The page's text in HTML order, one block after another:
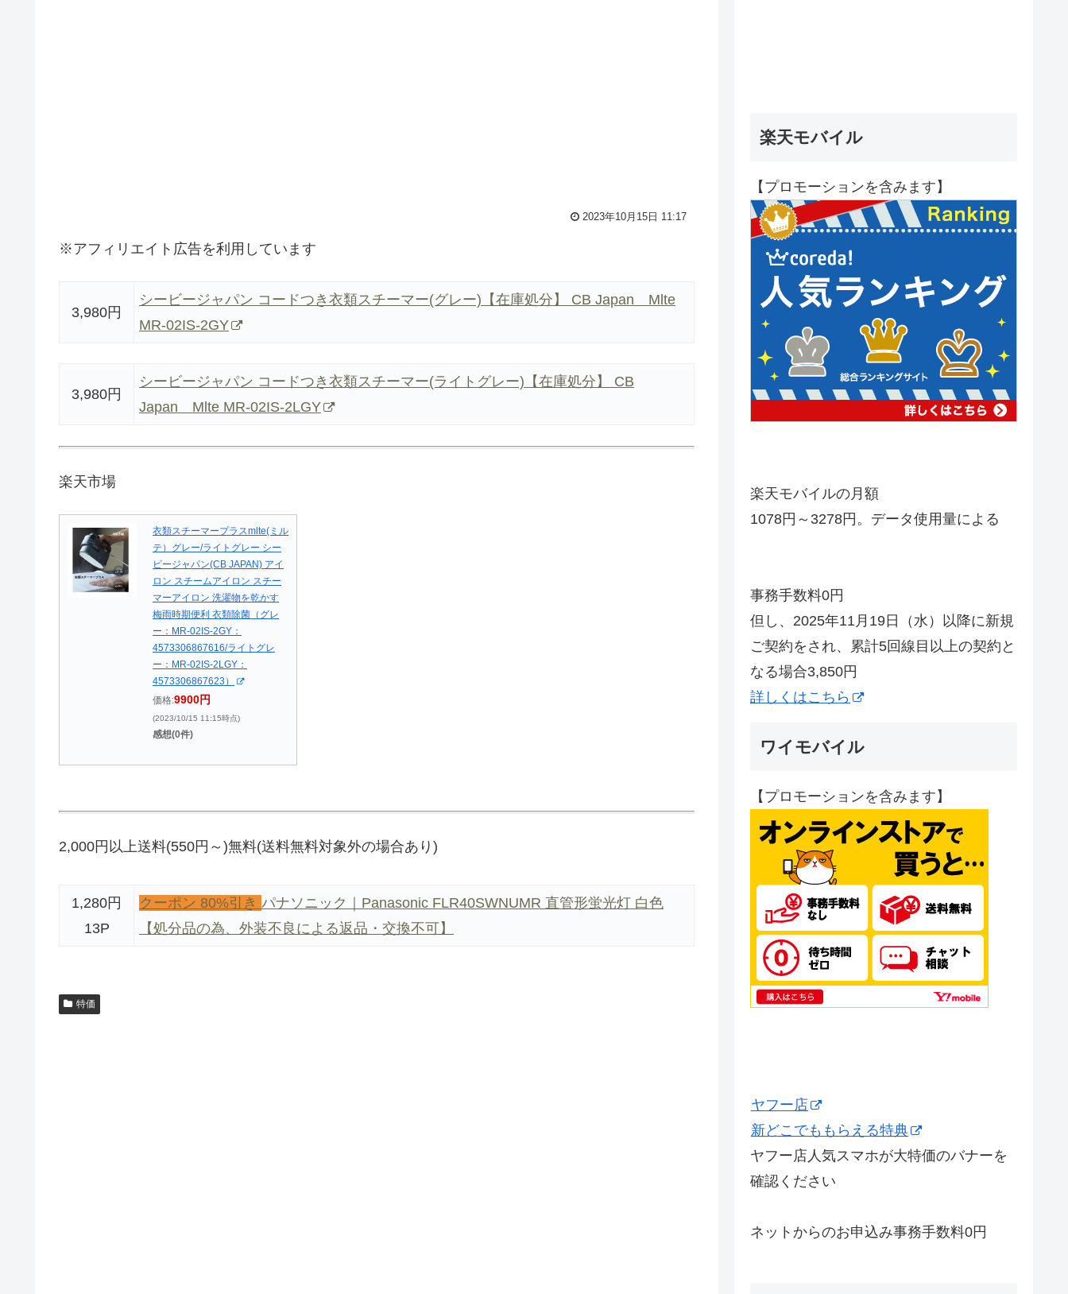
2023年10月15日 11:17
※アフィリエイト広告を利用しています
3,980円
シービージャパン コードつき衣類スチーマー(グレー)【在庫処分】 CB Japan Mlte
MR-02IS-2GY
3,980円
シービージャパン コードつき衣類スチーマー(ライトグレー)【在庫処分】 CB
Japan Mlte MR-02IS-2LGY
楽天市場
衣類スチーマープラスmlte(ミル
テ）グレー/ライトグレー シー
ビージャパン(CB JAPAN) アイ
ロン スチームアイロン スチー
マーアイロン 洗濯物を乾かす
梅雨時期便利 衣類除菌（グレ
ー：MR-02IS-2GY：
4573306867616/ライトグレ
ー：MR-02IS-2LGY：
4573306867623）
価格:9900円
(2023/10/15 11:15時点)
感想(0件)
2,000円以上送料(550円～)無料(送料無料対象外の場合あり)
1,280円
13P
クーポン 80%引き パナソニック｜Panasonic FLR40SWNUMR 直管形蛍光灯 白色
【処分品の為、外装不良による返品・交換不可】
特価
楽天モバイル
【プロモーションを含みます】
楽天モバイルの月額
1078円～3278円。データ使用量による
事務手数料0円
但し、2025年11月19日（水）以降に新規
ご契約をされ、累計5回線目以上の契約と
なる場合3,850円
詳しくはこちら
ワイモバイル
【プロモーションを含みます】
ヤフー店
新どこでももらえる特典
ヤフー店人気スマホが大特価のバナーを
確認ください
ネットからのお申込み事務手数料0円